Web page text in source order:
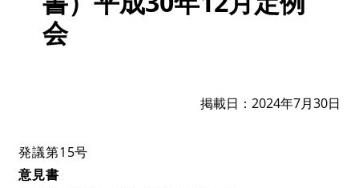
会
掲載日 2024年7月30日
発議第15号
意見書